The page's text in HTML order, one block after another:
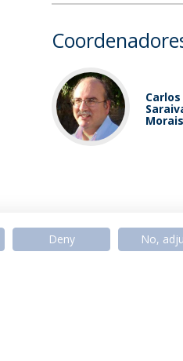
Morais
Deny No,